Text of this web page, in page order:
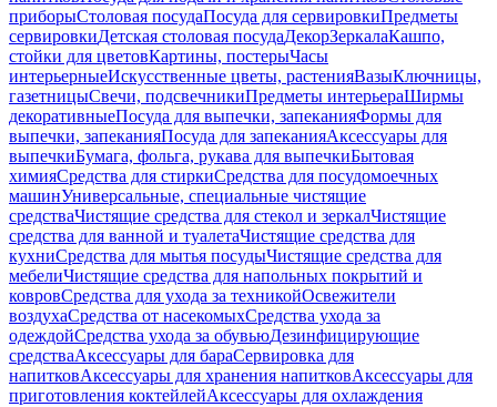
приборыСтоловая посудаПосуда для сервировкиПредметы
сервировкиДетская столовая посудаДекорЗеркалаКашпо,
стойки для цветовКартины, постерыЧасы
интерьерныеИскусственные цветы, растенияВазыКлючницы,
газетницыСвечи, подсвечникиПредметы интерьераШирмы
декоративныеПосуда для выпечки, запеканияФормы для
выпечки, запеканияПосуда для запеканияАксессуары для
выпечкиБумага, фольга, рукава для выпечкиБытовая
химияСредства для стиркиСредства для посудомоечных
машинУниверсальные, специальные чистящие
средстваЧистящие средства для стекол и зеркалЧистящие
средства для ванной и туалетаЧистящие средства для
кухниСредства для мытья посудыЧистящие средства для
мебелиЧистящие средства для напольных покрытий и
ковровСредства для ухода за техникойОсвежители
воздухаСредства от насекомыхСредства ухода за
одеждойСредства ухода за обувьюДезинфицирующие
средстваАксессуары для бараСервировка для
напитковАксессуары для хранения напитковАксессуары для
приготовления коктейлейАксессуары для охлаждения